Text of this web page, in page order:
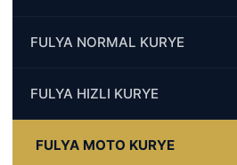
FULYA NORMAL KURYE
FULYA HIZLI KURYE
FULYA MOTO KURYE